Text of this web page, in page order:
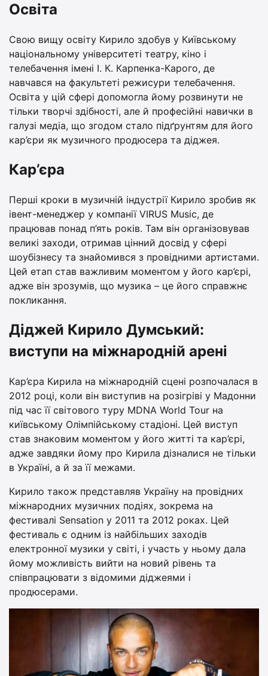
Освіта
Свою вищу освіту Кирило здобув у Київському
національному університеті театру, кіно і
телебачення імені І. К. Карпенка-Карого, де
навчався на факультеті режисури телебачення.
Освіта у цій сфері допомогла йому розвинути не
тільки творчі здібності, але й професійні навички в
галузі медіа, що згодом стало підґрунтям для його
кар’єри як музичного продюсера та діджея.
Кар’єра
Перші кроки в музичній індустрії Кирило зробив як
івент-менеджер у компанії VIRUS Music, де
працював понад п’ять років. Там він організовував
великі заходи, отримав цінний досвід у сфері
шоубізнесу та знайомився з провідними артистами.
Цей етап став важливим моментом у його кар’єрі,
адже він зрозумів, що музика – це його справжнє
покликання.
Діджей Кирило Думський:
виступи на міжнародній арені
Кар’єра Кирила на міжнародній сцені розпочалася в
2012 році, коли він виступив на розігріві у Мадонни
під час її світового туру MDNA World Tour на
київському Олімпійському стадіоні. Цей виступ
став знаковим моментом у його житті та кар’єрі,
адже завдяки йому про Кирила дізналися не тільки
в Україні, а й за її межами.
Кирило також представляв Україну на провідних
міжнародних музичних подіях, зокрема на
фестивалі Sensation у 2011 та 2012 роках. Цей
фестиваль є одним із найбільших заходів
електронної музики у світі, і участь у ньому дала
йому можливість вийти на новий рівень та
співпрацювати з відомими діджеями і
продюсерами.